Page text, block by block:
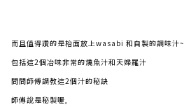
而且值得讚的是枱面放上wasabi 和自製的調味汁~
包括這2個冶味非常的燒魚汁和天婦羅汁
問問師傅調教這2個汁的秘訣
師傅說是秘製喔,